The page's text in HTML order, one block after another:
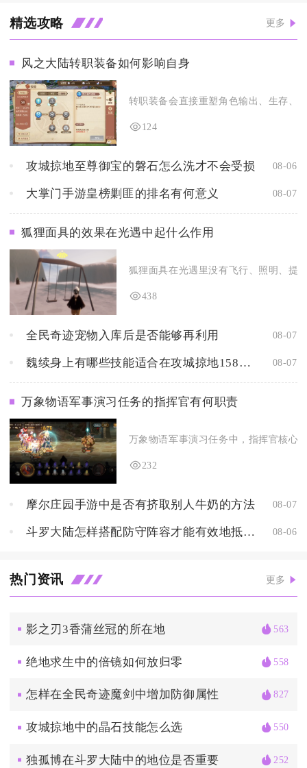
精选攻略 更多
风之大陆转职装备如何影响自身
转职装备会直接重塑角色输出、生存、
124
攻城掠地至尊御宝的磐石怎么洗才不会受损 08-06
大掌门手游皇榜剿匪的排名有何意义 08-07
狐狸面具的效果在光遇中起什么作用
狐狸面具在光遇里没有飞行、照明、提
438
全民奇迹宠物入库后是否能够再利用 08-07
魏续身上有哪些技能适合在攻城掠地158中使用 08-07
万象物语军事演习任务的指挥官有何职责
万象物语军事演习任务中，指挥官核心
232
摩尔庄园手游中是否有挤取别人牛奶的方法 08-07
斗罗大陆怎样搭配防守阵容才能有效地抵挡蓝银皇的攻击 08-06
热门资讯 更多
影之刃3香蒲丝冠的所在地 563
绝地求生中的倍镜如何放归零 558
怎样在全民奇迹魔剑中增加防御属性 827
攻城掠地中的晶石技能怎么选 550
独孤博在斗罗大陆中的地位是否重要 252